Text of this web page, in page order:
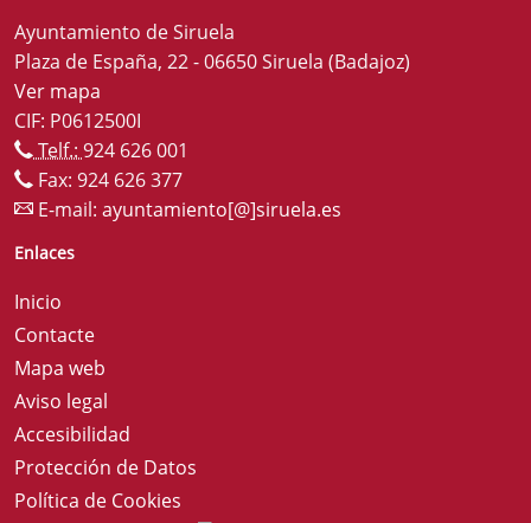
Ayuntamiento de Siruela
Plaza de España, 22 - 06650 Siruela (Badajoz)
Ver mapa
CIF: P0612500I
Telf.: 924 626 001
Fax: 924 626 377
E-mail: ayuntamiento[@]siruela.es
Enlaces
Inicio
Contacte
Mapa web
Aviso legal
Accesibilidad
Protección de Datos
Política de Cookies